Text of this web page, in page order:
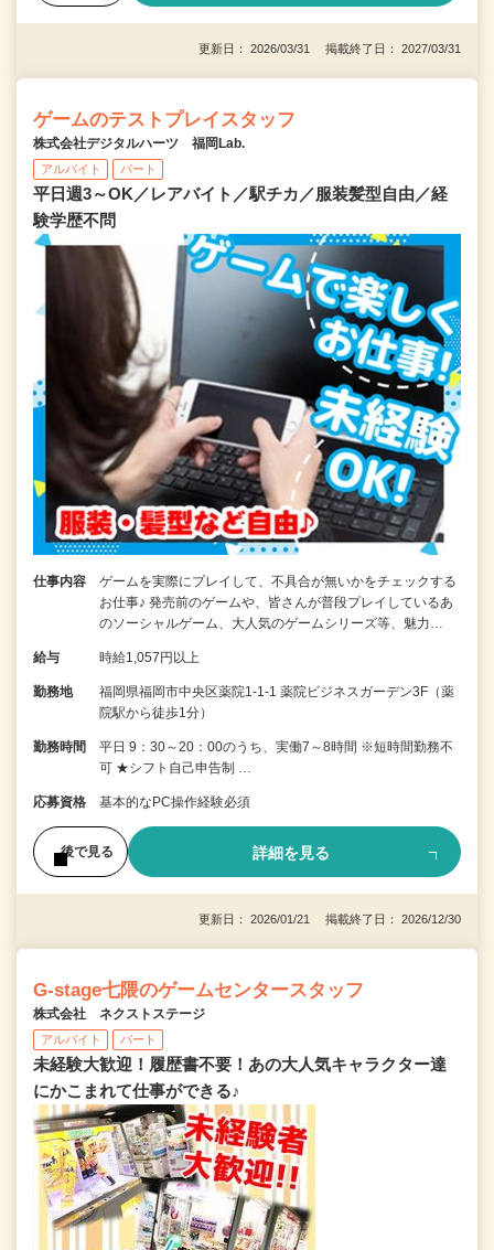
更新日： 2026/03/31 掲載終了日： 2027/03/31
ゲームのテストプレイスタッフ
株式会社デジタルハーツ 福岡Lab.
アルバイト パート
平日週3～OK／レアバイト／駅チカ／服装髪型自由／経
験学歴不問
仕事内容
ゲームを実際にプレイして、不具合が無いかをチェックする
お仕事♪ 発売前のゲームや、皆さんが普段プレイしているあ
のソーシャルゲーム、大人気のゲームシリーズ等、魅力…
給与 時給1,057円以上
勤務地
福岡県福岡市中央区薬院1-1-1 薬院ビジネスガーデン3F（薬
院駅から徒歩1分）
勤務時間
平日 9：30～20：00のうち、実働7～8時間 ※短時間勤務不
可 ★シフト自己申告制 …
応募資格 基本的なPC操作経験必須
後で見る 詳細を見る
更新日： 2026/01/21 掲載終了日： 2026/12/30
G-stage七隈のゲームセンタースタッフ
株式会社 ネクストステージ
アルバイト パート
未経験大歓迎！履歴書不要！あの大人気キャラクター達
にかこまれて仕事ができる♪